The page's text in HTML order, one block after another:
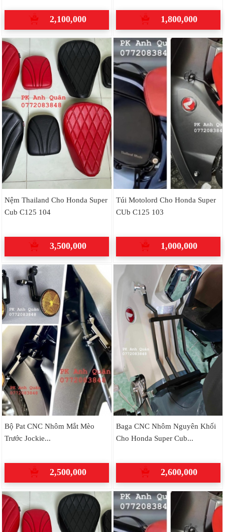
2,100,000 1,800,000
Nệm Thailand Cho Honda Super
Cub C125 104
3,500,000
Túi Motolord Cho Honda Super
CUb C125 103
1,000,000
Bộ Pat CNC Nhôm Mắt Mèo
Trước Jockie...
2,500,000
Baga CNC Nhôm Nguyên Khối
Cho Honda Super Cub...
2,600,000